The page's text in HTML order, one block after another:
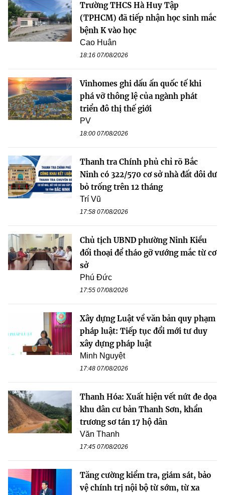
Trường THCS Hà Huy Tập
(TPHCM) đã tiếp nhận học sinh mắc
bệnh K vào học
Cao Huân
18:16 07/08/2026
Vinhomes ghi dấu ấn quốc tế khi
phá vỡ thông lệ của ngành phát
triển đô thị thế giới
PV
18:00 07/08/2026
Thanh tra Chính phủ chỉ rõ Bắc
Ninh có 322/570 cơ sở nhà đất dôi dư
bỏ trống trên 12 tháng
Trí Vũ
17:58 07/08/2026
Chủ tịch UBND phường Ninh Kiều
đối thoại để tháo gỡ vướng mắc từ cơ
sở
Phú Đức
17:55 07/08/2026
Xây dựng Luật về văn bản quy phạm
pháp luật: Tiếp tục đổi mới tư duy
xây dựng pháp luật
Minh Nguyệt
17:48 07/08/2026
Thanh Hóa: Xuất hiện vết nứt đe dọa
khu dân cư bản Thanh Sơn, khẩn
trương sơ tán 17 hộ dân
Văn Thanh
17:45 07/08/2026
Tăng cường kiểm tra, giám sát, bảo
vệ chính trị nội bộ từ sớm, từ xa